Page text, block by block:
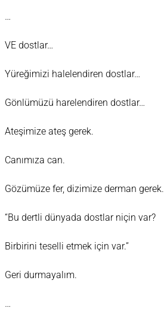
…
VE dostlar…
Yüreğimizi halelendiren dostlar…
Gönlümüzü harelendiren dostlar…
Ateşimize ateş gerek.
Canımıza can.
Gözümüze fer, dizimize derman gerek.
“Bu dertli dünyada dostlar niçin var?
Birbirini teselli etmek için var.”
Geri durmayalım.
…